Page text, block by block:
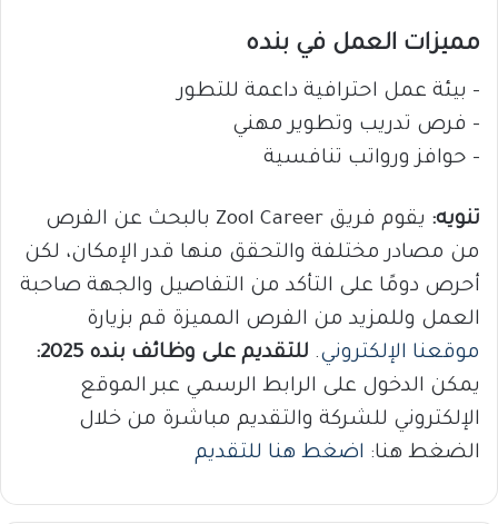
مميزات العمل في بنده
– بيئة عمل احترافية داعمة للتطور
– فرص تدريب وتطوير مهني
– حوافز ورواتب تنافسية
تنويه:
يقوم فريق Zool Career بالبحث عن الفرص
من مصادر مختلفة والتحقق منها قدر الإمكان، لكن
أحرص دومًا على التأكد من التفاصيل والجهة صاحبة
العمل وللمزيد من الفرص المميزة قم بزيارة
موقعنا الإلكتروني. للتقديم على وظائف بنده 2025:
يمكن الدخول على الرابط الرسمي عبر الموقع
الإلكتروني للشركة والتقديم مباشرة من خلال
الضغط هنا: اضغط هنا للتقديم